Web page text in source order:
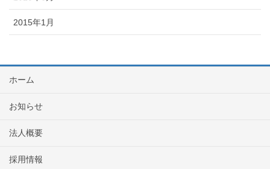
2015年1月
ホーム
お知らせ
法人概要
採用情報